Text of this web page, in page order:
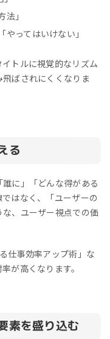
法」
やってはいけない」
トルに視覚的なリズム
ばされにくくなりま
る
に」「どんな得がある
はなく、「ユーザーの
、ユーザー視点での価
仕事効率アップ術」な
が高くなります。
素を盛り込む